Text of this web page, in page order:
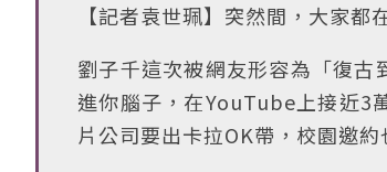
【記者袁世珮】突然間，大家
劉子千這次被網友形容為「復
進你腦子，在YouTube上接近3
片公司要出卡拉OK帶，校園邀約